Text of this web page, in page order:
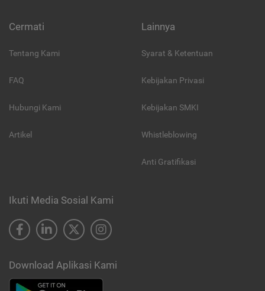
Cermati
Tentang Kami
FAQ
Hubungi Kami
Artikel
Lainnya
Syarat & Ketentuan
Kebijakan Privasi
Kebijakan SMKI
Whistleblowing
Anti Gratifikasi
Ikuti Media Sosial Kami
Download Aplikasi Kami